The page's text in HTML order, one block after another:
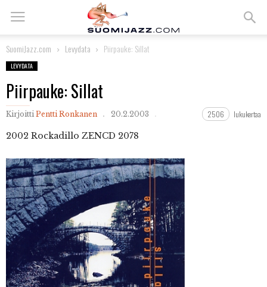
SuomiJazz.com Levydata Piirpauke: Sillat
LEVYDATA
Piirpauke: Sillat
Kirjoitti Pentti Ronkanen 20.2.2003 2506 lukukertaa
2002 Rockadillo ZENCD 2078